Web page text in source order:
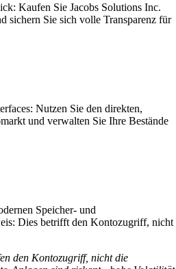
Kaufen Sie Jacobs Solutions Inc.
sichern Sie sich volle Transparenz für
Nutzen Sie den direkten,
und verwalten Sie Ihre Bestände
Speicher- und
Dies betrifft den Kontozugriff, nicht
den Kontozugriff, nicht die